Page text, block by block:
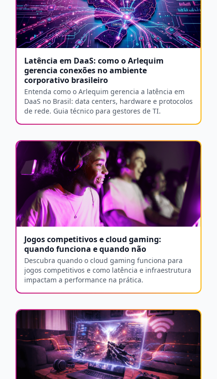
Latência em DaaS: como o Arlequim
gerencia conexões no ambiente
corporativo brasileiro
Entenda como o Arlequim gerencia a latência em
DaaS no Brasil: data centers, hardware e protocolos
de rede. Guia técnico para gestores de TI.
Jogos competitivos e cloud gaming:
quando funciona e quando não
Descubra quando o cloud gaming funciona para
jogos competitivos e como latência e infraestrutura
impactam a performance na prática.